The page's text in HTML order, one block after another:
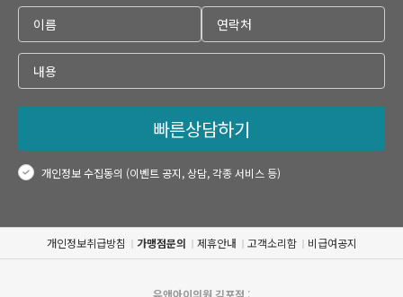
빠른상담하기
개인정보 수집동의 (이벤트 공지, 상담, 각종 서비스 등)
개인정보취급방침 가맹점문의 제휴안내 고객소리함 비급여공지
유앤아이의원 김포점 :